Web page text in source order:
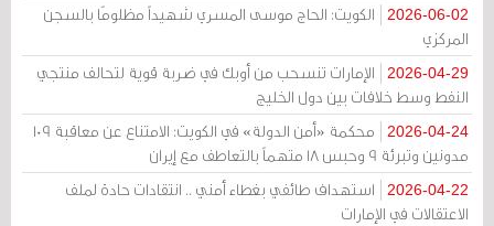
2026-06-02
الكويت: الحاج موسى المسري شهيداً مظلومًا بالسجن
المركزي
2026-04-29
الإمارات تنسحب من أوبك في ضربة قوية لتحالف منتجي
النفط وسط خلافات بين دول الخليج
2026-04-24
محكمة «أمن الدولة» في الكويت: الامتناع عن معاقبة 109
مدونين وتبرئة 9 وحبس 18 متهماً بالتعاطف مع إيران
2026-04-22
استهداف طائفي بغطاء أمني .. انتقادات حادة لملف
الاعتقالات في الإمارات